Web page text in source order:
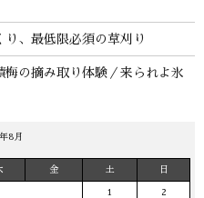
り、最低限必須の草刈り
梅の摘み取り体験／来られよ氷
8月
金 土 日
1 2